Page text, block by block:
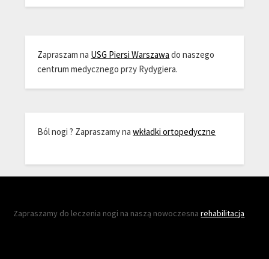
Zapraszam na USG Piersi Warszawa do naszego
centrum medycznego przy Rydygiera.
Ból nogi ? Zapraszamy nawkładki ortopedyczne
Zapraszamy do leczenia nogi na naszą nowoczesnarehabilitacja